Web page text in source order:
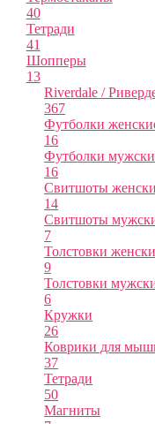
40
Тетради
41
Шопперы
13
Riverdale /
367
Футболки
16
Футболки
16
Свитшоты
14
Свитшоты
7
Толстовки
9
Толстовки
6
Кружки
26
Коврики для
37
Тетради
50
Магниты